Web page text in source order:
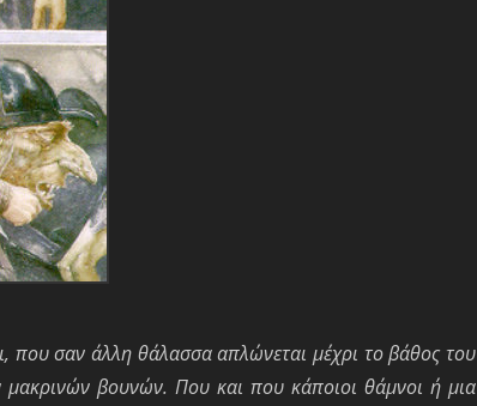
που σαν άλλη θάλασσα απλώνεται μέχρι το βάθος του
μακρινών βουνών. Που και που κάποιοι θάμνοι ή μια